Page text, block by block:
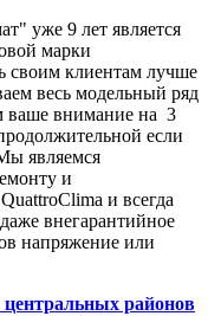
уже 9 лет является
марки
своим клиентам лучше
весь модельный ряд
ваше внимание на 3
если
являемся
и
и всегда
внегарантийное
напряжение или
центральных районов